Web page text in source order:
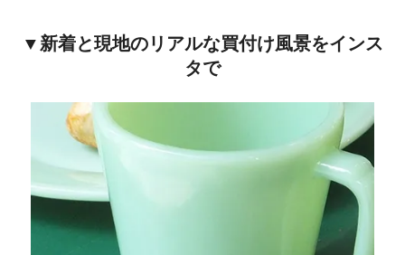
▼新着と現地のリアルな買付け風景をインス
タで